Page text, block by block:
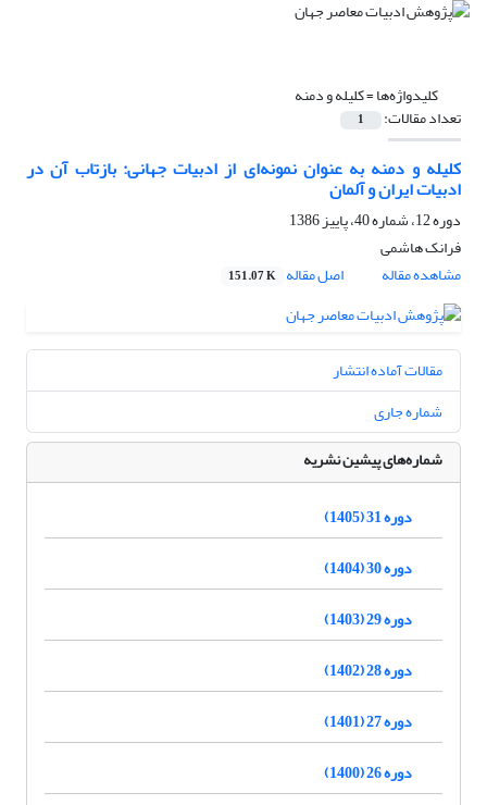
کلیدواژه‌ها =کلیله و دمنه
تعداد مقالات: 1
کلیله و دمنه به عنوان نمونه‌ای از ادبیات جهانی: بازتاب آن در
ادبیات ایران و آلمان
دوره 12، شماره 40، پاییز 1386
فرانک هاشمی
مشاهده مقاله
اصل مقاله 151.07 K
مقالات آماده انتشار
شماره جاری
شماره‌های پیشین نشریه
دوره 31 (1405)
دوره 30 (1404)
دوره 29 (1403)
دوره 28 (1402)
دوره 27 (1401)
دوره 26 (1400)